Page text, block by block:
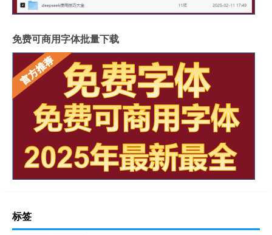
免费可商用字体批量下载
标签